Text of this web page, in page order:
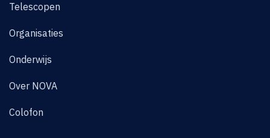
Telescopen
Organisaties
Onderwijs
Over NOVA
Colofon